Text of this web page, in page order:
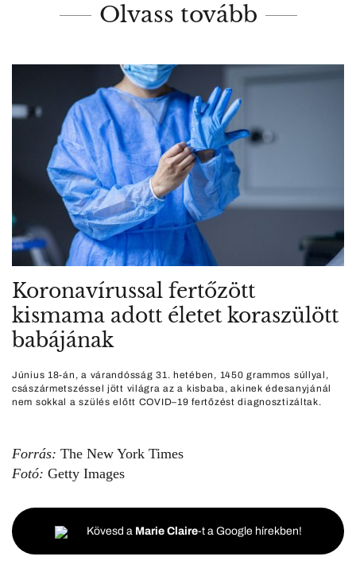
Olvass tovább
Koronavírussal fertőzött
kismama adott életet koraszülött
babájának
Június 18-án, a várandósság 31. hetében, 1450 grammos súllyal,
császármetszéssel jött világra az a kisbaba, akinek édesanyjánál
nem sokkal a szülés előtt COVID–19 fertőzést diagnosztizáltak.
Forrás: The New York Times
Fotó: Getty Images
Kövesd a Marie Claire-t a Google hírekben!